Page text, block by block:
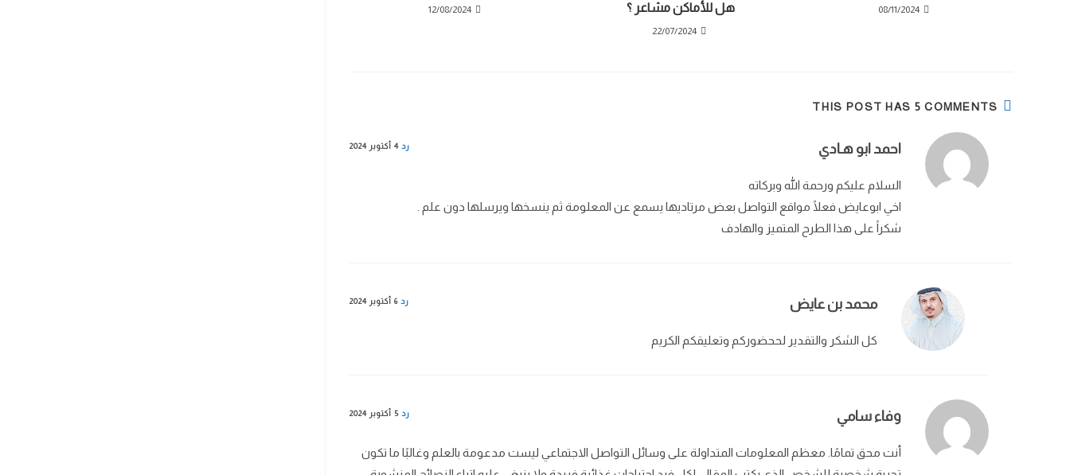
12/08/2024 هل للأماكن مشاعر ؟
22/07/2024
08/11/2024
THIS POST HAS 5 COMMENTS
احمد ابو هـادي رد 4 أكتوبر 2024
السلام عليكم ورحمة الله وبركاته
اخي ابوعايض فعلًا مواقع التواصل بعض مرتاديها يسمع عن المعلومة ثم ينسخها ويرسلها دون علم .
شكراً على هذا الطرح المتميز والهادف
محمد بن عايض رد 6 أكتوبر 2024
كل الشكر والتقدير لححضوركم وتعليقكم الكريم
وفاء سامي رد 5 أكتوبر 2024
أنت محق تمامًا. معظم المعلومات المتداولة على وسائل التواصل الاجتماعي ليست مدعومة بالعلم وغالبًا ما تكون